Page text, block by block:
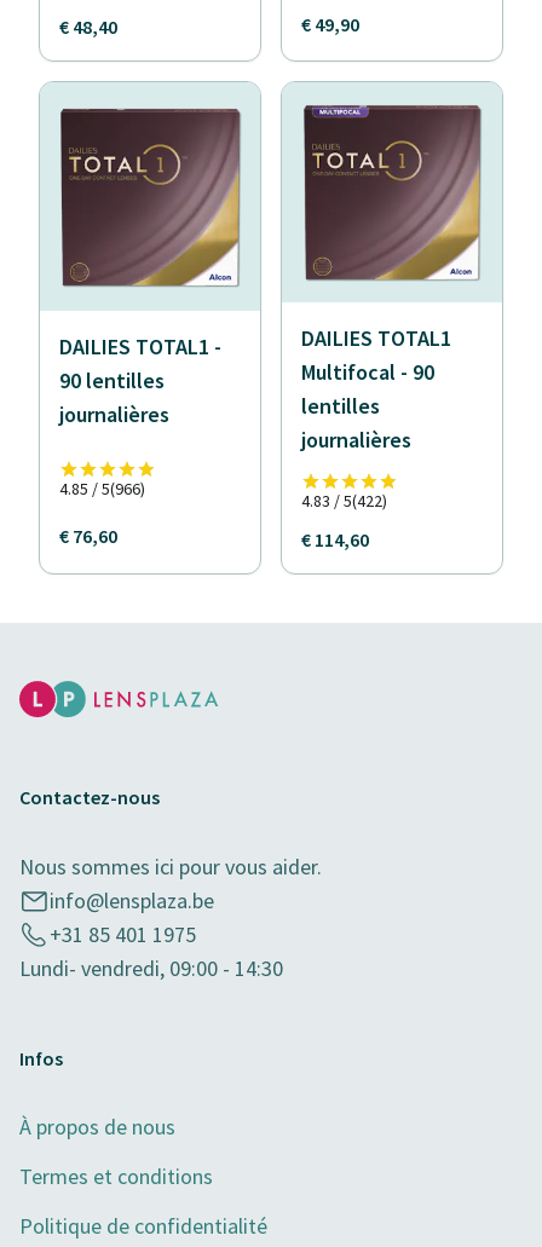
€ 48,40 € 49,90
DAILIES TOTAL1 -
90 lentilles
journalières
4.85 / 5(966)
€ 76,60
DAILIES TOTAL1
Multifocal - 90
lentilles
journalières
4.83 / 5(422)
€ 114,60
Contactez-nous
Nous sommes ici pour vous aider.
info@lensplaza.be
+31 85 401 1975
Lundi- vendredi, 09:00 - 14:30
Infos
À propos de nous
Termes et conditions
Politique de confidentialité